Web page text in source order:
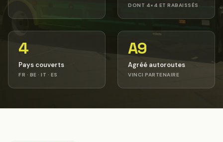
DONT 4×4 ET RABAISSÉS
4
Pays couverts
FR · BE · IT · ES
A9
Agréé autoroutes
VINCI PARTENAIRE